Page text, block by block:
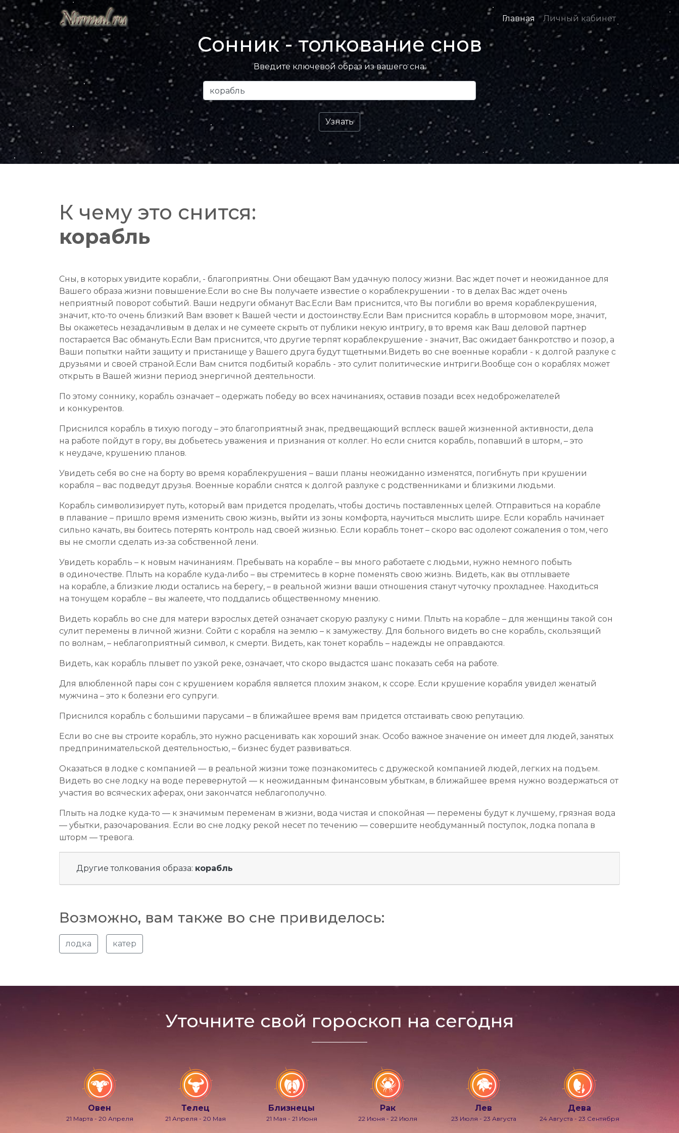
Главная Личный кабинет
Сонник - толкование снов
Введите ключевой образ из вашего сна:
К чему это снится:
корабль
Сны, в которых увидите корабли, - благоприятны. Они обещают Вам удачную полосу жизни. Вас ждет почет и неожиданное для
Вашего образа жизни повышение.Если во сне Вы получаете известие о кораблекрушении - то в делах Вас ждет очень
неприятный поворот событий. Ваши недруги обманут Вас.Если Вам приснится, что Вы погибли во время кораблекрушения,
значит, кто-то очень близкий Вам взовет к Вашей чести и достоинству.Если Вам приснится корабль в штормовом море, значит,
Вы окажетесь незадачливым в делах и не сумеете скрыть от публики некую интригу, в то время как Ваш деловой партнер
постарается Вас обмануть.Если Вам приснится, что другие терпят кораблекрушение - значит, Вас ожидает банкротство и позор, а
Ваши попытки найти защиту и пристанище у Вашего друга будут тщетными.Видеть во сне военные корабли - к долгой разлуке с
друзьями и своей страной.Если Вам снится подбитый корабль - это сулит политические интриги.Вообще сон о кораблях может
открыть в Вашей жизни период энергичной деятельности.
По этому соннику, корабль означает – одержать победу во всех начинаниях, оставив позади всех недоброжелателей
и конкурентов.
Приснился корабль в тихую погоду – это благоприятный знак, предвещающий всплеск вашей жизненной активности, дела
на работе пойдут в гору, вы добьетесь уважения и признания от коллег. Но если снится корабль, попавший в шторм, – это
к неудаче, крушению планов.
Увидеть себя во сне на борту во время кораблекрушения – ваши планы неожиданно изменятся, погибнуть при крушении
корабля – вас подведут друзья. Военные корабли снятся к долгой разлуке с родственниками и близкими людьми.
Корабль символизирует путь, который вам придется проделать, чтобы достичь поставленных целей. Отправиться на корабле
в плавание – пришло время изменить свою жизнь, выйти из зоны комфорта, научиться мыслить шире. Если корабль начинает
сильно качать, вы боитесь потерять контроль над своей жизнью. Если корабль тонет – скоро вас одолеют сожаления о том, чего
вы не смогли сделать из-за собственной лени.
Увидеть корабль – к новым начинаниям. Пребывать на корабле – вы много работаете с людьми, нужно немного побыть
в одиночестве. Плыть на корабле куда-либо – вы стремитесь в корне поменять свою жизнь. Видеть, как вы отплываете
на корабле, а близкие люди остались на берегу, – в реальной жизни ваши отношения станут чуточку прохладнее. Находиться
на тонущем корабле – вы жалеете, что поддались общественному мнению.
Видеть корабль во сне для матери взрослых детей означает скорую разлуку с ними. Плыть на корабле – для женщины такой сон
сулит перемены в личной жизни. Сойти с корабля на землю – к замужеству. Для больного видеть во сне корабль, скользящий
по волнам, – неблагоприятный символ, к смерти. Видеть, как тонет корабль – надежды не оправдаются.
Видеть, как корабль плывет по узкой реке, означает, что скоро выдастся шанс показать себя на работе.
Для влюбленной пары сон с крушением корабля является плохим знаком, к ссоре. Если крушение корабля увидел женатый
мужчина – это к болезни его супруги.
Приснился корабль с большими парусами – в ближайшее время вам придется отстаивать свою репутацию.
Если во сне вы строите корабль, это нужно расценивать как хороший знак. Особо важное значение он имеет для людей, занятых
предпринимательской деятельностью, – бизнес будет развиваться.
Оказаться в лодке с компанией — в реальной жизни тоже познакомитесь с дружеской компанией людей, легких на подъем.
Видеть во сне лодку на воде перевернутой — к неожиданным финансовым убыткам, в ближайшее время нужно воздержаться от
участия во всяческих аферах, они закончатся неблагополучно.
Плыть на лодке куда-то — к значимым переменам в жизни, вода чистая и спокойная — перемены будут к лучшему, грязная вода
— убытки, разочарования. Если во сне лодку рекой несет по течению — совершите необдуманный поступок, лодка попала в
шторм — тревога.
Другие толкования образа: корабль
Возможно, вам также во сне привиделось:
лодка катер
Уточните свой гороскоп на сегодня
Овен
21 Марта - 20 Апреля
Телец
21 Апреля - 20 Мая
Близнецы
21 Мая - 21 Июня
Рак
22 Июня - 22 Июля
Лев
23 Июля - 23 Августа
Дева
24 Августа - 23 Сентября